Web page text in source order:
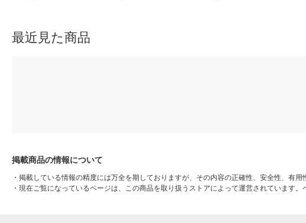
最近見た商品
掲載商品の情報について
・ 掲載している情報の精度には万全を期しておりますが、その内容の正確性、安全性、有用
・ 現在ご覧になっているページは、この商品を取り扱うストアによって運営されています